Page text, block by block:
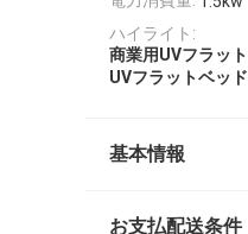
ハイライト:
商業用UVフラッ
UVフラットベッ
基本情報
お支払配送条件